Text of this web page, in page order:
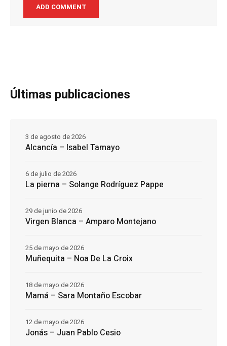
Últimas publicaciones
Alcancía – Isabel Tamayo
3 de agosto de 2026
La pierna – Solange Rodríguez Pappe
6 de julio de 2026
Virgen Blanca – Amparo Montejano
29 de junio de 2026
Muñequita – Noa De La Croix
25 de mayo de 2026
Mamá – Sara Montaño Escobar
18 de mayo de 2026
Jonás – Juan Pablo Cesio
12 de mayo de 2026